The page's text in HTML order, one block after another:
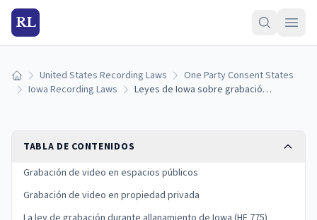
RL
Inicio United States Recording Laws
One Party Consent States
Iowa Recording Laws
Leyes de Iowa sobre grabación de video: dónde puede y no puede filmar (2026)
TABLA DE CONTENIDOS
Grabación de video en espacios públicos
Grabación de video en propiedad privada